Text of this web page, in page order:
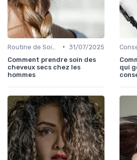
• 31/07/2025
Comment prendre soin des
cheveux secs chez les
hommes
qui